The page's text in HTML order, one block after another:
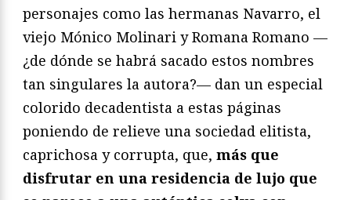
personajes como las hermanas Navarro, el
viejo Mónico Molinari y Romana Romano —
¿de dónde se habrá sacado estos nombres
tan singulares la autora?— dan un especial
colorido decadentista a estas páginas
poniendo de relieve una sociedad elitista,
caprichosa y corrupta, que, más que
disfrutar en una residencia de lujo que